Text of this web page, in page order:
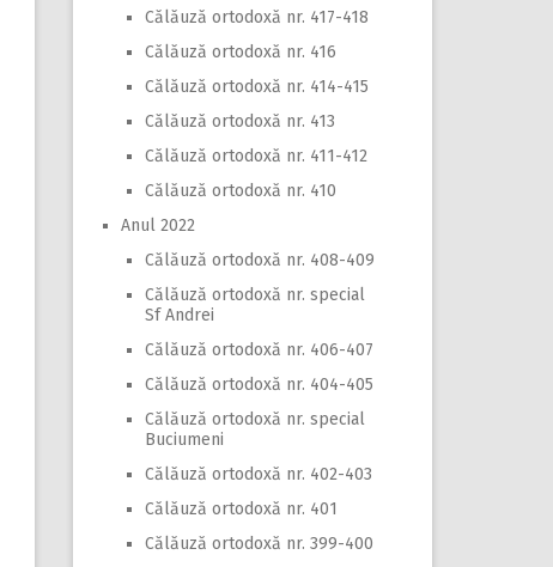
Călăuză ortodoxă nr. 417-418
Călăuză ortodoxă nr. 416
Călăuză ortodoxă nr. 414-415
Călăuză ortodoxă nr. 413
Călăuză ortodoxă nr. 411-412
Călăuză ortodoxă nr. 410
Anul 2022
Călăuză ortodoxă nr. 408-409
Călăuză ortodoxă nr. special
Sf Andrei
Călăuză ortodoxă nr. 406-407
Călăuză ortodoxă nr. 404-405
Călăuză ortodoxă nr. special
Buciumeni
Călăuză ortodoxă nr. 402-403
Călăuză ortodoxă nr. 401
Călăuză ortodoxă nr. 399-400